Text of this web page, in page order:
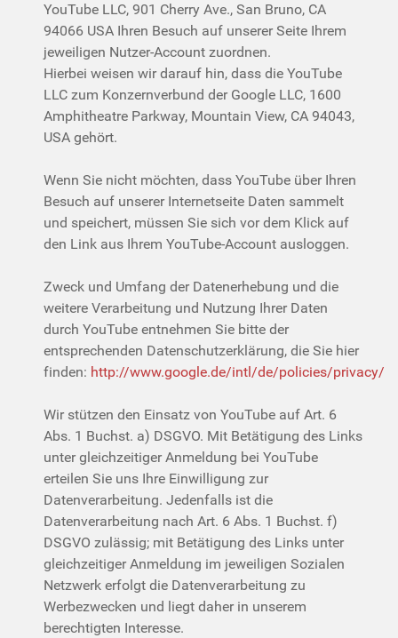
YouTube LLC, 901 Cherry Ave., San Bruno, CA
94066 USA Ihren Besuch auf unserer Seite Ihrem
jeweiligen Nutzer-Account zuordnen.
Hierbei weisen wir darauf hin, dass die YouTube
LLC zum Konzernverbund der Google LLC, 1600
Amphitheatre Parkway, Mountain View, CA 94043,
USA gehört.
Wenn Sie nicht möchten, dass YouTube über Ihren
Besuch auf unserer Internetseite Daten sammelt
und speichert, müssen Sie sich vor dem Klick auf
den Link aus Ihrem YouTube-Account ausloggen.
Zweck und Umfang der Datenerhebung und die
weitere Verarbeitung und Nutzung Ihrer Daten
durch YouTube entnehmen Sie bitte der
entsprechenden Datenschutzerklärung, die Sie hier
finden: http://www.google.de/intl/de/policies/privacy/
Wir stützen den Einsatz von YouTube auf Art. 6
Abs. 1 Buchst. a) DSGVO. Mit Betätigung des Links
unter gleichzeitiger Anmeldung bei YouTube
erteilen Sie uns Ihre Einwilligung zur
Datenverarbeitung. Jedenfalls ist die
Datenverarbeitung nach Art. 6 Abs. 1 Buchst. f)
DSGVO zulässig; mit Betätigung des Links unter
gleichzeitiger Anmeldung im jeweiligen Sozialen
Netzwerk erfolgt die Datenverarbeitung zu
Werbezwecken und liegt daher in unserem
berechtigten Interesse.